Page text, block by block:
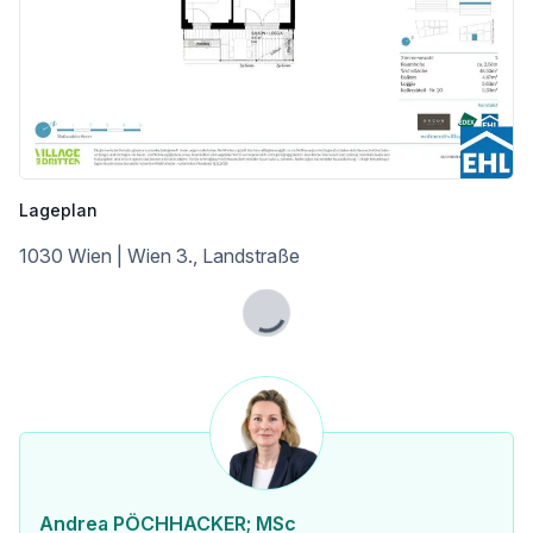
ENERGIE MIT ZUKUNFT
Das gesamte Quartier setzt auf ein innovatives Anergienetz, das Gebäude verbindet und Energieflüsse optimiert. Auch Baufeld 14A wird dadurch zu einem Vorzeigeprojekt
* Erdsonden in Kombination mit Wärmepumpen liefern Energie zur Raumheizung im Winter und für die Temperierung (Grundkühlung) im Sommer.
* Photovoltaikanlagen am Dach erzeugen erneuerbaren Strom.
* Fernwärmeanschluss unterstützt die Versorgung in Spitzenzeiten sowie die Warmwasserbereitung.
* Fußbodenheizung im Erdgeschoß und Bauteilaktivierung in den Obergeschoßen (über die jeweils darüberliegenden Geschoßdecke) sorgen für ein ausgeglichenes Raumklima.
So entsteht ein Zusammenspiel aus Wohnkomfort, Energieeffizienz und ökologischer Verantwortung – ein Mehrwert für Bewohner:innen.
Nähere Informationen zu den Wohnungen auch online unter:
Die ARE ist eine der größten Immobiliengesellschaften Österreichs und hat bereits einige der prägendsten Bauprojekte Wiens realisiert – darunter die Sanierung des historischen Palais Epstein am Ring sowie die markanten TrIIIple Tower am Donaukanal. Auch das VILLAGE IM DRITTEN reiht sich in diese Reihe innovativer Projekte ein.
Lageplan
1030 Wien | Wien 3., Landstraße
Lade...
Andrea PÖCHHACKER; MSc